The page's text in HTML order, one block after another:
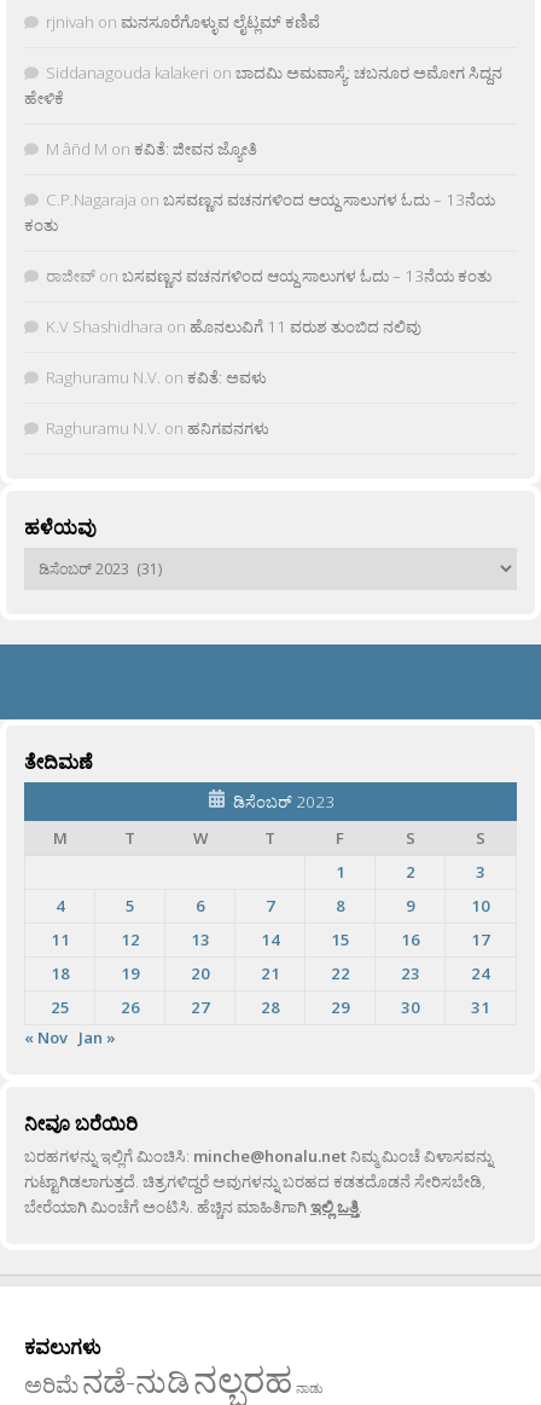
rjnivah on ಮನಸೂರೆಗೊಳ್ಳುವ ಲೈಟ್ಲಮ್ ಕಣಿವೆ
Siddanagouda kalakeri on ಬಾದಮಿ ಅಮವಾಸ್ಯೆ: ಚಬನೂರ ಅಮೋಗ ಸಿದ್ದನ
ಹೇಳಿಕೆ
M âñd M on ಕವಿತೆ: ಜೀವನ ಜ್ಯೋತಿ
C.P.Nagaraja on ಬಸವಣ್ಣನ ವಚನಗಳಿಂದ ಆಯ್ದ ಸಾಲುಗಳ ಓದು – 13ನೆಯ
ಕಂತು
ರಾಜೀವ್ on ಬಸವಣ್ಣನ ವಚನಗಳಿಂದ ಆಯ್ದ ಸಾಲುಗಳ ಓದು – 13ನೆಯ ಕಂತು
K.V Shashidhara on ಹೊನಲುವಿಗೆ 11 ವರುಶ ತುಂಬಿದ ನಲಿವು
Raghuramu N.V. on ಕವಿತೆ: ಅವಳು
Raghuramu N.V. on ಹನಿಗವನಗಳು
ಹಳೆಯವು
ಹಳೆಯವು
ತೇದಿಮಣೆ
ಡಿಸೆಂಬರ್ 2023
M
T W T F S
S
1
2
3
4
5 6 7 8 9
10
11
12 13 14 15 16
17
18
19 20 21 22 23
24
25
26 27 28 29 30
31
« Nov Jan »
ನೀವೂ ಬರೆಯಿರಿ
ಬರಹಗಳನ್ನು ಇಲ್ಲಿಗೆ ಮಿಂಚಿಸಿ: minche@honalu.netನಿಮ್ಮ ಮಿಂಚೆ ವಿಳಾಸವನ್ನು
ಗುಟ್ಟಾಗಿಡಲಾಗುತ್ತದೆ. ಚಿತ್ರಗಳಿದ್ದರೆ ಅವುಗಳನ್ನು ಬರಹದ ಕಡತದೊಡನೆ ಸೇರಿಸಬೇಡಿ,
ಬೇರೆಯಾಗಿ ಮಿಂಚೆಗೆ ಅಂಟಿಸಿ. ಹೆಚ್ಚಿನ ಮಾಹಿತಿಗಾಗಿಇಲ್ಲಿ ಒತ್ತಿ.
ಕವಲುಗಳು
ಅರಿಮೆನಡೆ-ನುಡಿನಲ್ಬರಹ ನಾಡು